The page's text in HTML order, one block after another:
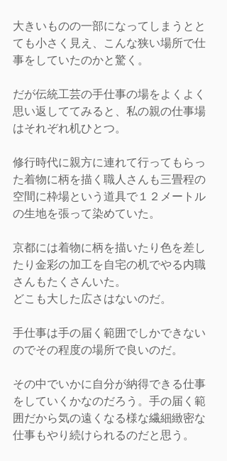
大きいものの一部になってしまうとと
ても小さく見え、こんな狭い場所で仕
事をしていたのかと驚く。
だが伝統工芸の手仕事の場をよくよく
思い返しててみると、私の親の仕事場
はそれぞれ机ひとつ。
修行時代に親方に連れて行ってもらっ
た着物に柄を描く職人さんも三畳程の
空間に枠場という道具で１２メートル
の生地を張って染めていた。
京都には着物に柄を描いたり色を差し
たり金彩の加工を自宅の机でやる内職
さんもたくさんいた。
どこも大した広さはないのだ。
手仕事は手の届く範囲でしかできない
のでその程度の場所で良いのだ。
その中でいかに自分が納得できる仕事
をしていくかなのだろう。手の届く範
囲だから気の遠くなる様な繊細緻密な
仕事もやり続けられるのだと思う。